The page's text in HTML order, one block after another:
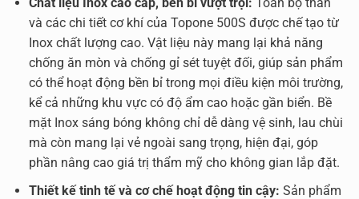
và các chi tiết cơ khí của Topone 500S được chế tạo từ
Inox chất lượng cao. Vật liệu này mang lại khả năng
chống ăn mòn và chống gỉ sét tuyệt đối, giúp sản phẩm
có thể hoạt động bền bỉ trong mọi điều kiện môi trường,
kể cả những khu vực có độ ẩm cao hoặc gần biển. Bề
mặt Inox sáng bóng không chỉ dễ dàng vệ sinh, lau chùi
mà còn mang lại vẻ ngoài sang trọng, hiện đại, góp
phần nâng cao giá trị thẩm mỹ cho không gian lắp đặt.
Thiết kế tinh tế và cơ chế hoạt động tin cậy: Sản phẩm